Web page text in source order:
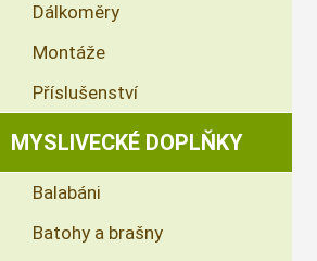
Dálkoměry
Montáže
Příslušenství
MYSLIVECKÉ DOPLŇKY
Balabáni
Batohy a brašny